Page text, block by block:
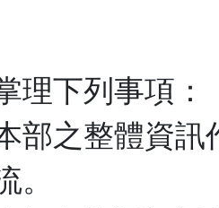
理下列事項：
部之整體資訊
。